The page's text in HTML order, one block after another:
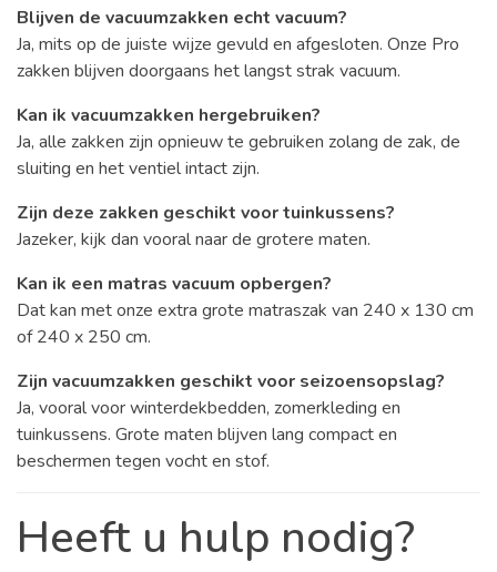
Blijven de vacuumzakken echt vacuum?
Ja, mits op de juiste wijze gevuld en afgesloten. Onze Pro
zakken blijven doorgaans het langst strak vacuum.
Kan ik vacuumzakken hergebruiken?
Ja, alle zakken zijn opnieuw te gebruiken zolang de zak, de
sluiting en het ventiel intact zijn.
Zijn deze zakken geschikt voor tuinkussens?
Jazeker, kijk dan vooral naar de grotere maten.
Kan ik een matras vacuum opbergen?
Dat kan met onze extra grote matraszak van 240 x 130 cm
of 240 x 250 cm.
Zijn vacuumzakken geschikt voor seizoensopslag?
Ja, vooral voor winterdekbedden, zomerkleding en
tuinkussens. Grote maten blijven lang compact en
beschermen tegen vocht en stof.
Heeft u hulp nodig?